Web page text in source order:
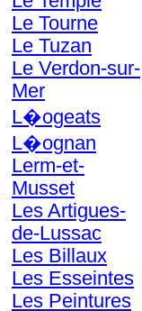
Le Tourne
Le Tuzan
Le Verdon-sur-
Mer
L�ogeats
L�ognan
Lerm-et-
Musset
Les Artigues-
de-Lussac
Les Billaux
Les Esseintes
Les Peintures